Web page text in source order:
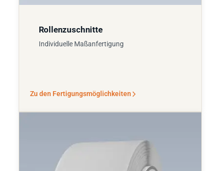
Rollenzuschnitte
Individuelle Maßanfertigung
Zu den Fertigungsmöglichkeiten